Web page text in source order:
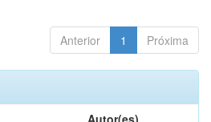
Anterior 1 Próxima
Autor(es)